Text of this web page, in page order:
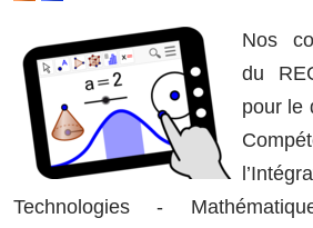
Nos
du
pour le
Technologies -